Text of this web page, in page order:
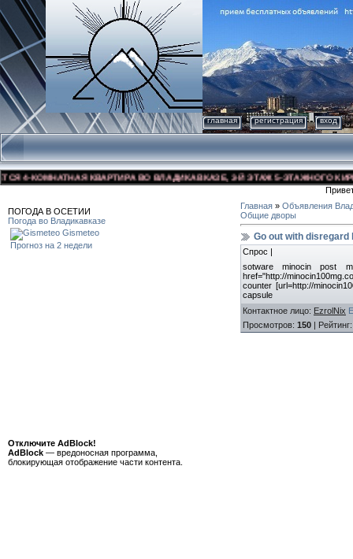
главная регистрация вход
4-КОМНАТНАЯ КВАРТИРА ВО ВЛАДИКАВКАЗЕ, 3-Й ЭТАЖ 5-ЭТАЖНОГО
ПОГОДА В ОСЕТИИ
Погода во Владикавказе
Gismeteo
Прогноз на 2 недели
Отключите AdBlock!
AdBlock — вредоносная программа,
блокирующая отображение части контента.
Главная » Объявления
Общие дворы
Go out with
Спрос |
sotware minocin post
href="http://
counter [url=http://
capsule
Контактное лицо: EzrolNix E
Просмотров: 150 | Рейтинг